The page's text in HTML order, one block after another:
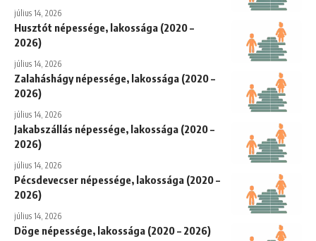
július 14, 2026
Husztót népessége, lakossága (2020 –
2026)
július 14, 2026
Zalaháshágy népessége, lakossága (2020 –
2026)
július 14, 2026
Jakabszállás népessége, lakossága (2020 –
2026)
július 14, 2026
Pécsdevecser népessége, lakossága (2020 –
2026)
július 14, 2026
Döge népessége, lakossága (2020 – 2026)